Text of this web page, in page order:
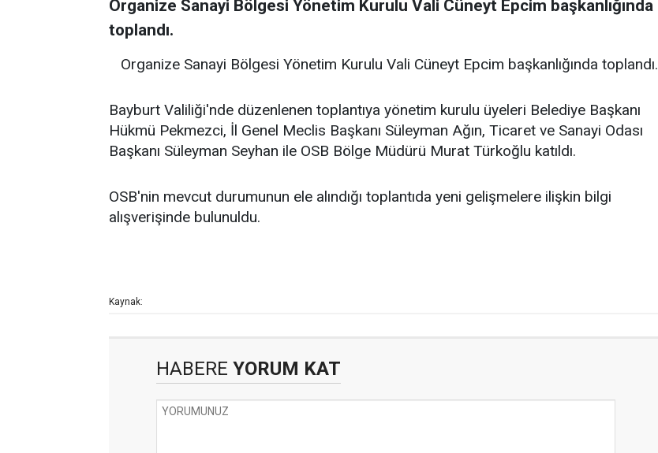
Organize Sanayi Bölgesi Yönetim Kurulu Vali Cüneyt Epcim başkanlığında
toplandı.
Organize Sanayi Bölgesi Yönetim Kurulu Vali Cüneyt Epcim başkanlığında toplandı.
Bayburt Valiliği'nde düzenlenen toplantıya yönetim kurulu üyeleri Belediye Başkanı
Hükmü Pekmezci, İl Genel Meclis Başkanı Süleyman Ağın, Ticaret ve Sanayi Odası
Başkanı Süleyman Seyhan ile OSB Bölge Müdürü Murat Türkoğlu katıldı.
OSB'nin mevcut durumunun ele alındığı toplantıda yeni gelişmelere ilişkin bilgi
alışverişinde bulunuldu.
Kaynak:
HABERE YORUM KAT